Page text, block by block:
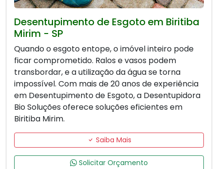
Desentupimento de Esgoto em Biritiba
Mirim - SP
Quando o esgoto entope, o imóvel inteiro pode
ficar comprometido. Ralos e vasos podem
transbordar, e a utilização da água se torna
impossível. Com mais de 20 anos de experiência
em Desentupimento de Esgoto, a Desentupidora
Bio Soluções oferece soluções eficientes em
Biritiba Mirim.
Saiba Mais
Solicitar Orçamento